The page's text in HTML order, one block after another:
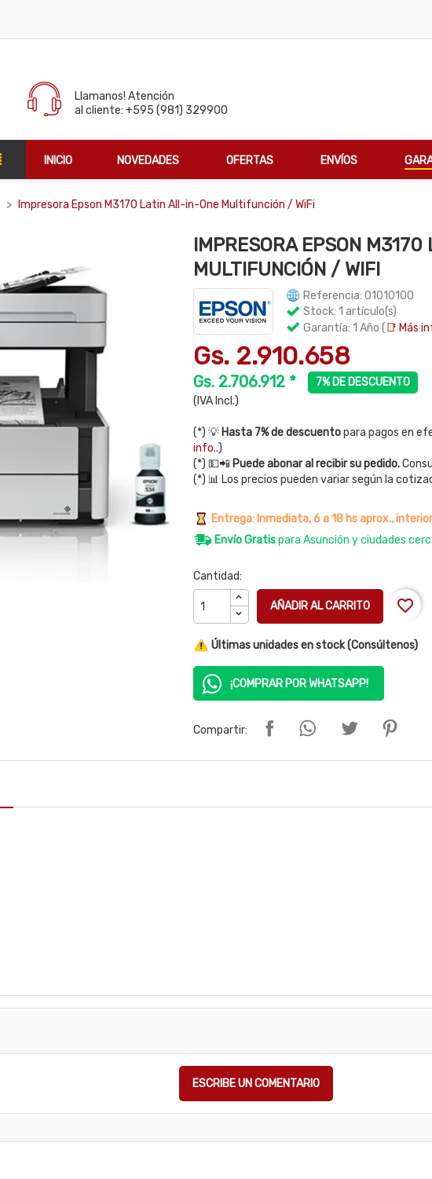
Llamanos! Atención
al cliente: +595 (981) 329900
INICIO NOVEDADES OFERTAS ENVÍOS
Impresora Epson M3170 Latin All-in-One Multifunción / WiFi
IMPRESORA EPSON
MULTIFUNCIÓN / WIFI
Referencia: 01010100
Stock: 1 artículo(s)
Garantía: 1 Año (📑 Más
Gs. 2.910.658
Gs. 2.706.912 *
7% DE DESCUENTO
(IVA Incl.)
(*) 💡 Hasta 7% de descuentopara pagos en
info..)
(*) 💵📲 Puede abonar al recibir su pedido.
(*) 📊 Los precios pueden variar según la
Entrega: Inmediata, 6 a 18 hs aprox.,
Envío Gratispara Asunción y ciudades
Cantidad:
AÑADIR AL CARRITO favorite_border
Últimas unidades en stock (Consúltenos)
¡COMPRAR POR WHATSAPP!
Compartir:
ESCRIBE UN COMENTARIO